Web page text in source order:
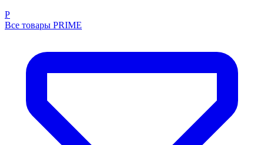
P
Все товары PRIME